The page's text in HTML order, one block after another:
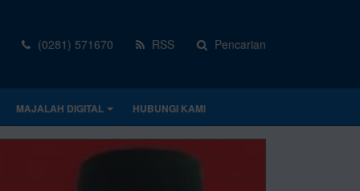
(0281) 571670 RSS Pencarian
MAJALAH DIGITAL HUBUNGI KAMI